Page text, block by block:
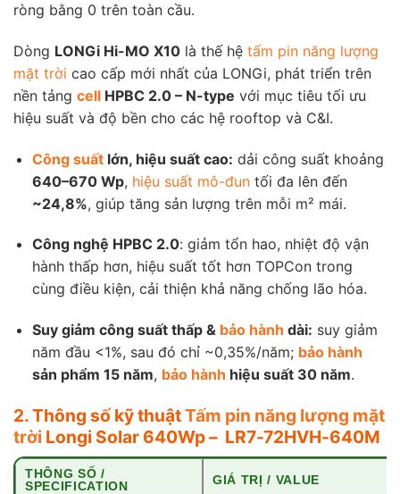
ròng bằng 0 trên toàn cầu.
Dòng LONGi Hi-MO X10 là thế hệ tấm pin năng lượng
mặt trời cao cấp mới nhất của LONGi, phát triển trên
nền tảng cell HPBC 2.0 – N-type với mục tiêu tối ưu
hiệu suất và độ bền cho các hệ rooftop và C&I.
Công suấtlớn, hiệu suất cao: dải công suất khoảng
640–670 Wp, hiệu suất mô-đuntối đa lên đến
~24,8%, giúp tăng sản lượng trên mỗi m² mái.
Công nghệ HPBC 2.0: giảm tổn hao, nhiệt độ vận
hành thấp hơn, hiệu suất tốt hơn TOPCon trong
cùng điều kiện, cải thiện khả năng chống lão hóa.
Suy giảm công suất thấp & bảo hành dài: suy giảm
năm đầu <1%, sau đó chỉ ~0,35%/năm; bảo hành
sản phẩm 15 năm, bảo hành hiệu suất 30 năm.
2. Thông số kỹ thuậtTấm pin năng lượng mặt
trời Longi Solar 640Wp – LR7-72HVH-640M
THÔNG SỐ /
SPECIFICATION
GIÁ TRỊ / VALUE